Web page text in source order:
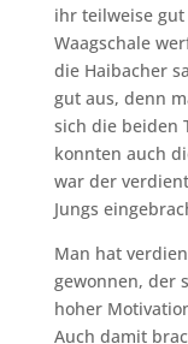
ihr teilweise
Waagschale
die Haibacher
gut aus, denn
sich die beiden
konnten auch
war der
Jungs
Man hat
gewonnen, der
hoher
Auch damit